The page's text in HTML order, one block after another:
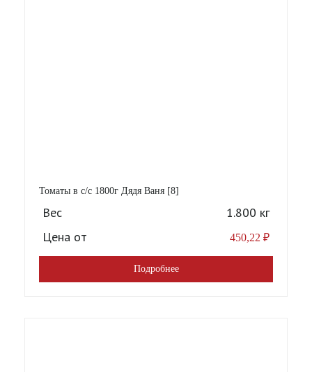
Томаты в с/с 1800г Дядя Ваня [8]
Вес
1.800 кг
Цена от
450,22 ₽
Подробнее